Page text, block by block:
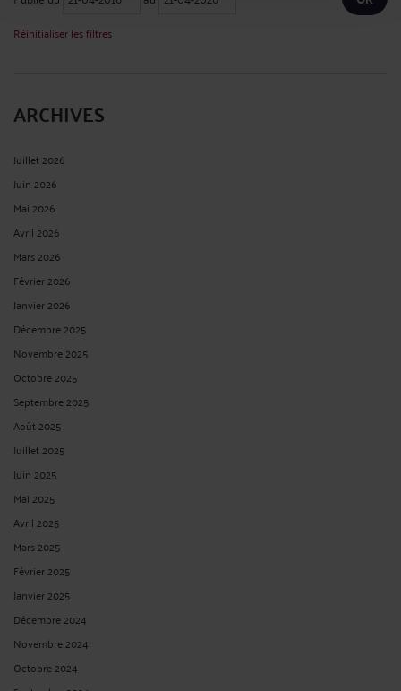
Réinitialiser les filtres
ARCHIVES
Juillet 2026
Juin 2026
Mai 2026
Avril 2026
Mars 2026
Février 2026
Janvier 2026
Décembre 2025
Novembre 2025
Octobre 2025
Septembre 2025
Août 2025
Juillet 2025
Juin 2025
Mai 2025
Avril 2025
Mars 2025
Février 2025
Janvier 2025
Décembre 2024
Novembre 2024
Octobre 2024